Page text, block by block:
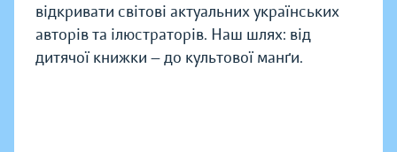
відкривати світові актуальних українських
авторів та ілюстраторів. Наш шлях: від
дитячої книжки — до культової манґи.